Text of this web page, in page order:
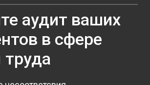
аудит ваших
в сфере